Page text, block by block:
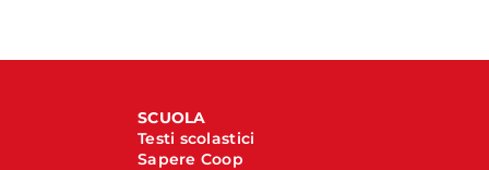
SCUOLA
Testi scolastici
Sapere Coop